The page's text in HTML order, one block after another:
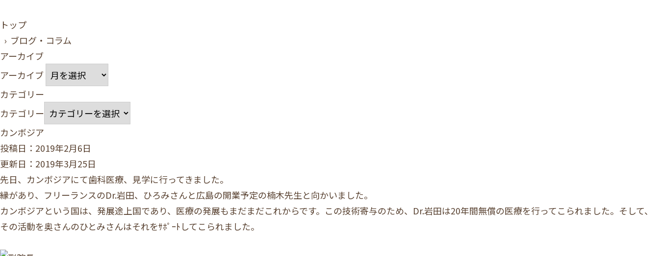
トップ
› ブログ・コラム
アーカイブ
アーカイブ
カテゴリー
カテゴリー
カンボジア
投稿日：2019年2月6日
更新日：2019年3月25日
先日、カンボジアにて歯科医療、見学に行ってきました。
縁があり、フリーランスのDr.岩田、ひろみさんと広島の開業予定の楠木先生と向かいました。
カンボジアという国は、発展途上国であり、医療の発展もまだまだこれからです。この技術寄与のため、Dr.岩田は20年間無償の医療を行ってこられました。そして、
その活動を奥さんのひとみさんはそれをｻﾎﾟｰﾄしてこられました。